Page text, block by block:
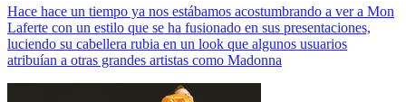
Hace hace un tiempo ya nos estábamos acostumbrando a ver a Mon
Laferte con un estilo que se ha fusionado en sus presentaciones,
luciendo su cabellera rubia en un look que algunos usuarios
atribuían a otras grandes artistas como Madonna